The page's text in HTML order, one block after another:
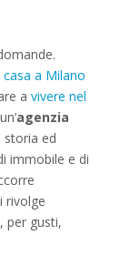
a Milano
a vivere nel
agenzia
storia ed
immobile e di
rivolge
per gusti,